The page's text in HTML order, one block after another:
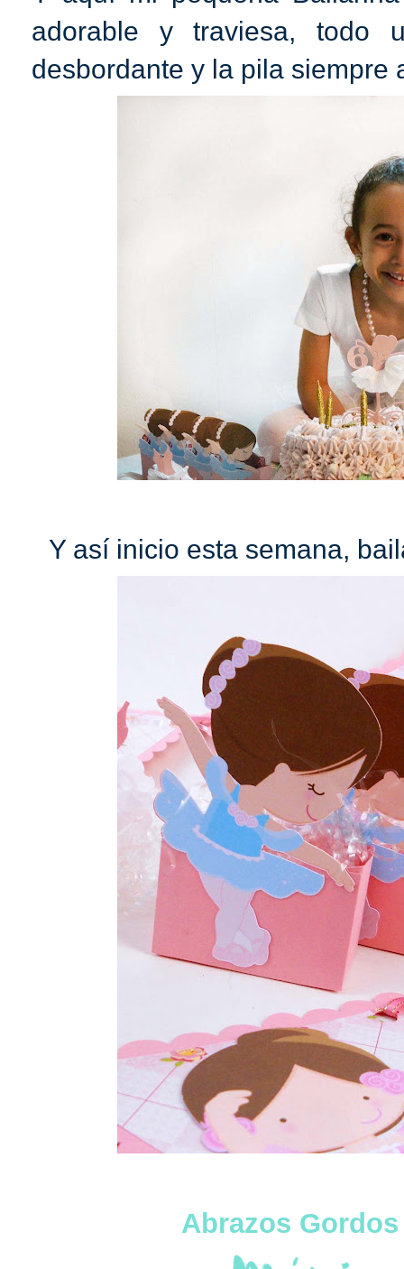
adorable y traviesa, todo
desbordante y la pila siempre
Y así inicio esta semana,
Abrazos